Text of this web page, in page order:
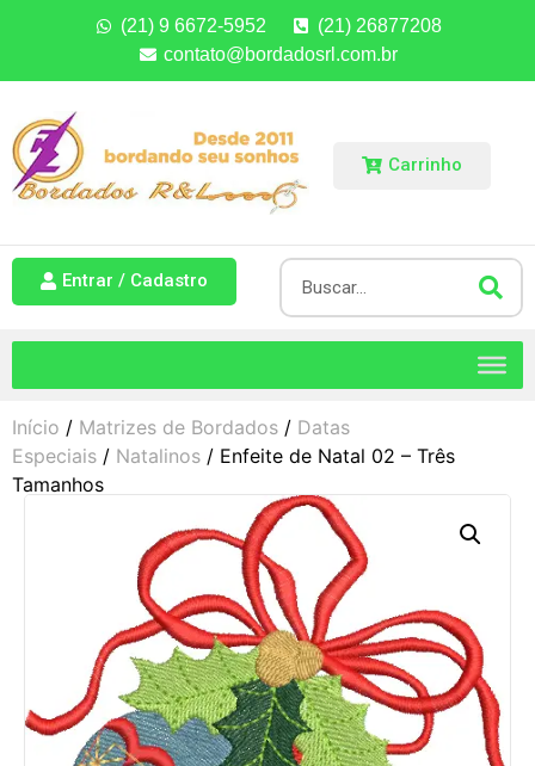
(21) 9 6672-5952
(21) 26877208
contato@bordadosrl.com.br
Carrinho
Entrar / Cadastro
Início / Matrizes de Bordados / Datas
Especiais / Natalinos / Enfeite de Natal 02 – Três
Tamanhos